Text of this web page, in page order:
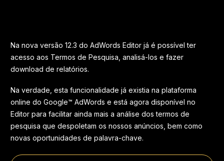
Na nova versão 12.3 do AdWords Editor já é possível ter
acesso aos Termos de Pesquisa, analisá-los e fazer
download de relatórios.
Na verdade, esta funcionalidade já existia na plataforma
online do Google™ AdWords e está agora disponível no
Editor para facilitar ainda mais a análise dos termos de
pesquisa que despoletam os nossos anúncios, bem como
novas oportunidades de palavra-chave.